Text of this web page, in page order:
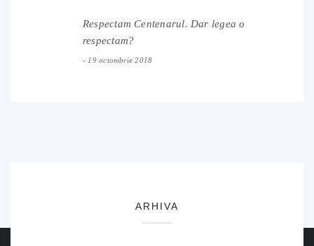
Respectam Centenarul. Dar legea o
respectam?
19 octombrie 2018
ARHIVA